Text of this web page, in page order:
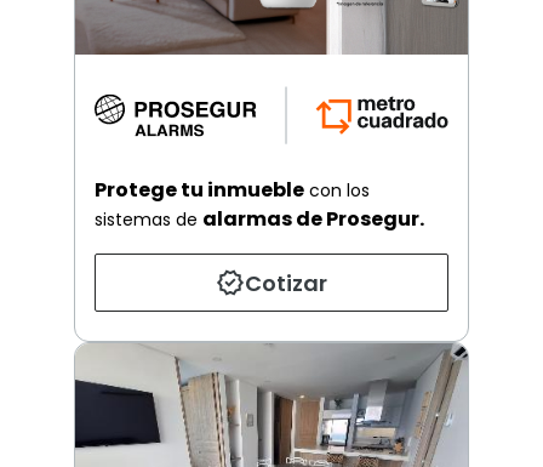
Protege tu inmueble con los
sistemas de alarmas de Prosegur.
Cotizar